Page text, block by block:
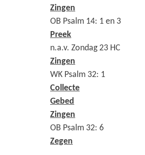
Zingen
OB Psalm 14: 1 en 3
Preek
n.a.v. Zondag 23 HC
Zingen
WK Psalm 32: 1
Collecte
Gebed
Zingen
OB Psalm 32: 6
Zegen